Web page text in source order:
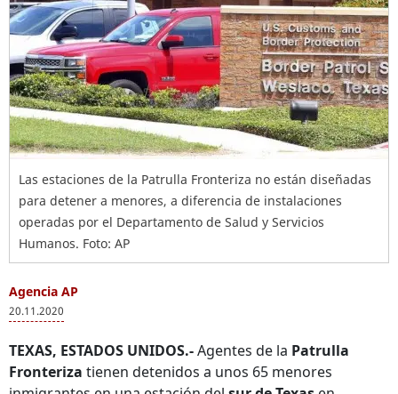
Las estaciones de la Patrulla Fronteriza no están diseñadas
para detener a menores, a diferencia de instalaciones
operadas por el Departamento de Salud y Servicios
Humanos. Foto: AP
Agencia AP
20.11.2020
TEXAS, ESTADOS UNIDOS.-Agentes de la Patrulla
Fronteriza tienen detenidos a unos 65 menores